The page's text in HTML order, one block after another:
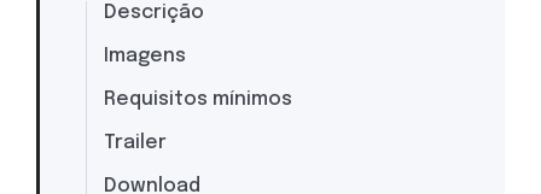
Descrição
Imagens
Requisitos mínimos
Trailer
Download